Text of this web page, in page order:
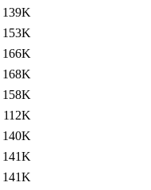
139K
153K
166K
168K
158K
112K
140K
141K
141K